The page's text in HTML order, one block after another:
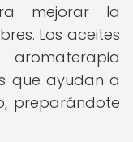
mejorar la
Los aceites
aromaterapia
que ayudan a
preparándote